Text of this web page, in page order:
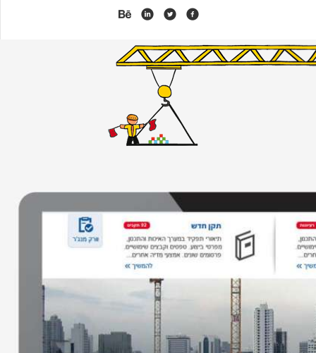
אנימציה
חיתוך PSD ל-HTML
חנות ווירטואלית
ממשק משתמש
עיצוב אתרים